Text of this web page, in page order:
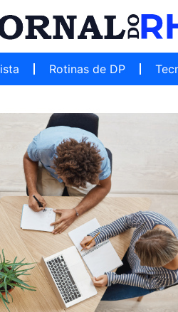
Rotinas de DP